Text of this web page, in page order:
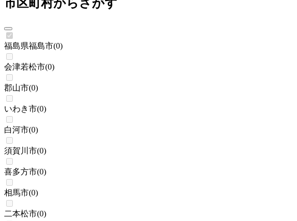
市区町村からさがす
福島県福島市(0)
会津若松市(0)
郡山市(0)
いわき市(0)
白河市(0)
須賀川市(0)
喜多方市(0)
相馬市(0)
二本松市(0)